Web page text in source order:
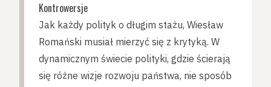
Kontrowersje
Jak każdy polityk o długim stażu, Wiesław
Romański musiał mierzyć się z krytyką. W
dynamicznym świecie polityki, gdzie ścierają
się różne wizje rozwoju państwa, nie sposób